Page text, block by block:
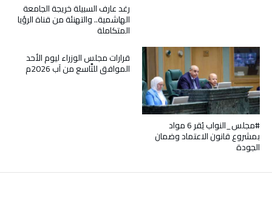
رغد عارف السبيلة خريجة الجامعة
الهاشمية.. والتهنئة من قناة الرؤيا
المتكاملة
قرارات مجلس الوزراء ليوم الأحد
الموافق للتَّاسع من آب 2026م
#مجلس_النواب يُقر 6 مواد
بمشروع قانون الاعتماد وضمان
الجودة